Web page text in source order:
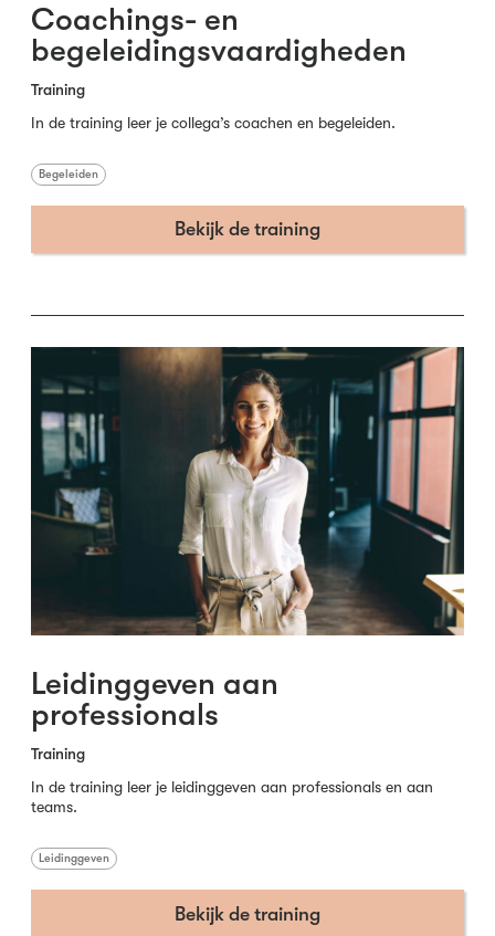
Coachings- en
begeleidingsvaardigheden
Training
In de training leer je collega’s coachen en begeleiden.
Begeleiden
Bekijk de training
Leidinggeven aan
professionals
Training
In de training leer je leidinggeven aan professionals en aan
teams.
Leidinggeven
Bekijk de training